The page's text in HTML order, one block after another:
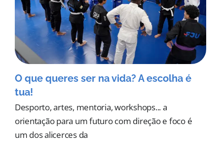
O que queres ser na vida? A escolha é
tua!
Desporto, artes, mentoria, workshops... a
orientação para um futuro com direção e foco é
um dos alicerces da